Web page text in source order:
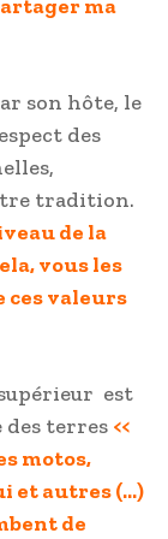
ma
son hôte, le
des
tradition.
de la
vous les
ces valeurs
est
des terres <<
motos,
et autres (…)
de